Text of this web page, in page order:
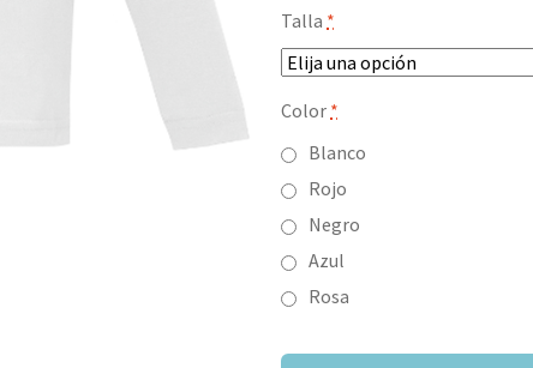
Talla *
Color *
Blanco
Rojo
Negro
Azul
Rosa